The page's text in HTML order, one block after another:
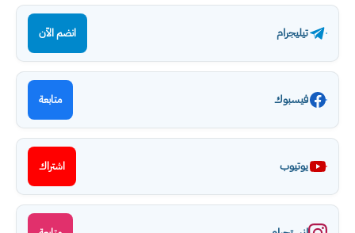
تيليجرام انضم الآن
فيسبوك متابعة
يوتيوب اشتراك